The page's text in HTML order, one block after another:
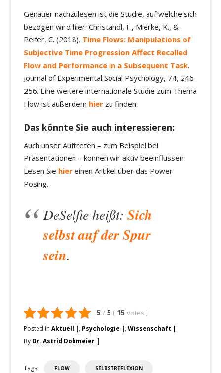
Genauer nachzulesen ist die Studie, auf welche sich
bezogen wird hier: Christandl, F., Mierke, K., &
Peifer, C. (2018). Time Flows: Manipulations of
Subjective Time Progression Affect Recalled
Flow and Performance in a Subsequent Task.
Journal of Experimental Social Psychology, 74, 246-
256. Eine weitere internationale Studie zum Thema
Flow ist außerdem hier zu finden.
Das könnte Sie auch interessieren:
Auch unser Auftreten – zum Beispiel bei
Präsentationen – können wir aktiv beeinflussen.
Lesen Sie hier einen Artikel über das Power
Posing.
DeSelfie heißt: Sich
selbst auf der Spur
sein.
5 / 5 ( 15 votes )
Posted In Aktuell , Psychologie , Wissenschaft
By Dr. Astrid Dobmeier
Tags: FLOW SELBSTREFLEXION